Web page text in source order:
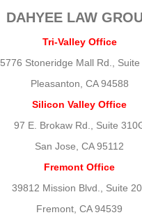
DAHYEE LAW
Tri-Valley Office
5776 Stoneridge Mall Rd., Suite
Pleasanton, CA 94588
Silicon Valley Office
97 E. Brokaw Rd., Suite
San Jose, CA 95112
Fremont Office
39812 Mission Blvd., Suite
Fremont, CA 94539